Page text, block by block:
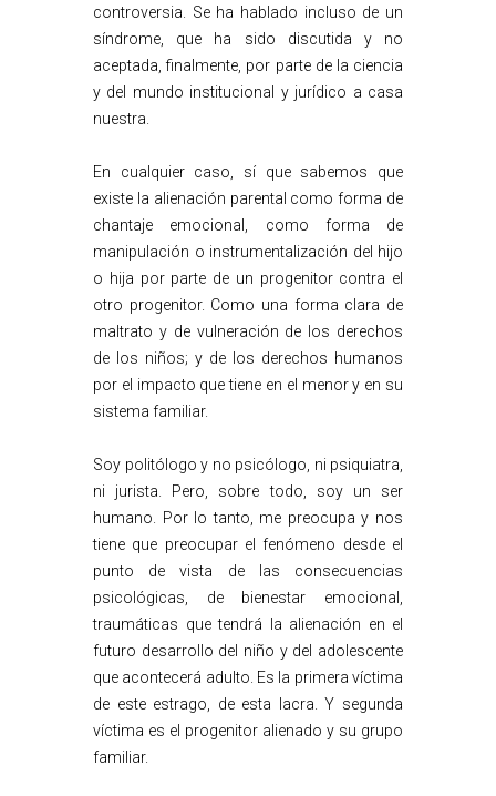
controversia. Se ha hablado incluso de un
síndrome, que ha sido discutida y no
aceptada, finalmente, por parte de la ciencia
y del mundo institucional y jurídico a casa
nuestra.
En cualquier caso, sí que sabemos que
existe la alienación parental como forma de
chantaje emocional, como forma de
manipulación o instrumentalización del hijo
o hija por parte de un progenitor contra el
otro progenitor. Como una forma clara de
maltrato y de vulneración de los derechos
de los niños; y de los derechos humanos
por el impacto que tiene en el menor y en su
sistema familiar.
Soy politólogo y no psicólogo, ni psiquiatra,
ni jurista. Pero, sobre todo, soy un ser
humano. Por lo tanto, me preocupa y nos
tiene que preocupar el fenómeno desde el
punto de vista de las consecuencias
psicológicas, de bienestar emocional,
traumáticas que tendrá la alienación en el
futuro desarrollo del niño y del adolescente
que acontecerá adulto. Es la primera víctima
de este estrago, de esta lacra. Y segunda
víctima es el progenitor alienado y su grupo
familiar.